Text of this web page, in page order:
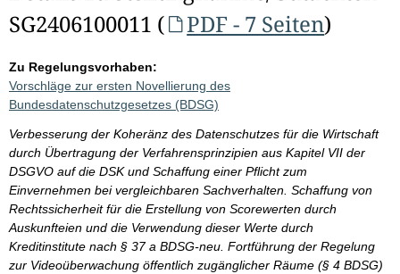
SG2406100011 (
PDF - 7 Seiten)
Zu Regelungsvorhaben:
Vorschläge zur ersten Novellierung des
Bundesdatenschutzgesetzes (BDSG)
Verbesserung der Koheränz des Datenschutzes für die Wirtschaft
durch Übertragung der Verfahrensprinzipien aus Kapitel VII der
DSGVO auf die DSK und Schaffung einer Pflicht zum
Einvernehmen bei vergleichbaren Sachverhalten. Schaffung von
Rechtssicherheit für die Erstellung von Scorewerten durch
Auskunfteien und die Verwendung dieser Werte durch
Kreditinstitute nach § 37 a BDSG-neu. Fortführung der Regelung
zur Videoüberwachung öffentlich zugänglicher Räume (§ 4 BDSG)